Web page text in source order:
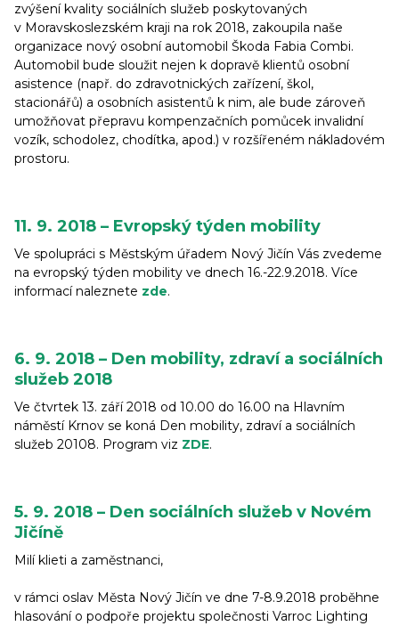
zvýšení kvality sociálních služeb poskytovaných
v Moravskoslezském kraji na rok 2018, zakoupila naše
organizace nový osobní automobil Škoda Fabia Combi.
Automobil bude sloužit nejen k dopravě klientů osobní
asistence (např. do zdravotnických zařízení, škol,
stacionářů) a osobních asistentů k nim, ale bude zároveň
umožňovat přepravu kompenzačních pomůcek invalidní
vozík, schodolez, chodítka, apod.) v rozšířeném nákladovém
prostoru.
11. 9. 2018 – Evropský týden mobility
Ve spolupráci s Městským úřadem Nový Jičín Vás zvedeme
na evropský týden mobility ve dnech 16.-22.9.2018. Více
informací naleznete zde.
6. 9. 2018 – Den mobility, zdraví a sociálních
služeb 2018
Ve čtvrtek 13. září 2018 od 10.00 do 16.00 na Hlavním
náměstí Krnov se koná Den mobility, zdraví a sociálních
služeb 20108. Program viz ZDE.
5. 9. 2018 – Den sociálních služeb v Novém
Jičíně
Milí klieti a zaměstnanci,
v rámci oslav Města Nový Jičín ve dne 7-8.9.2018 proběhne
hlasování o podpoře projektu společnosti Varroc Lighting